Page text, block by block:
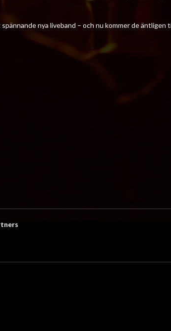
nya liveband – och nu kommer de äntligen